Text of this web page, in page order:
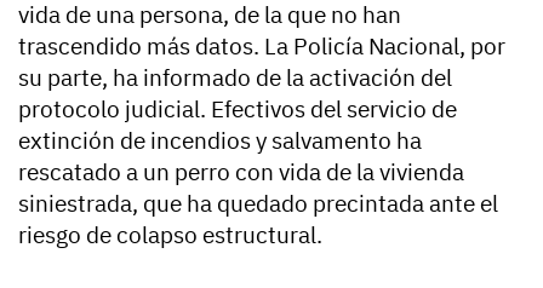
vida de una persona, de la que no han
trascendido más datos. La Policía Nacional, por
su parte, ha informado de la activación del
protocolo judicial. Efectivos del servicio de
extinción de incendios y salvamento ha
rescatado a un perro con vida de la vivienda
siniestrada, que ha quedado precintada ante el
riesgo de colapso estructural.